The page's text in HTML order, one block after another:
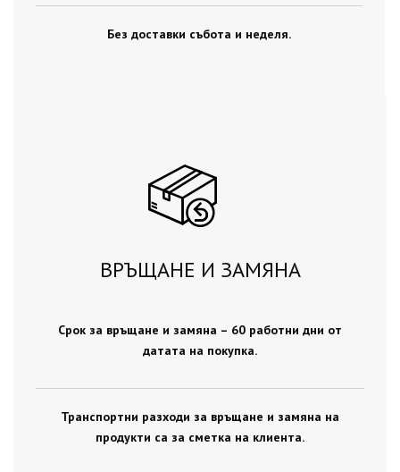
Без доставки събота и неделя.
ВРЪЩАНЕ И ЗАМЯНА
Срок за връщане и замяна – 60 работни дни от
датата на покупка.
Транспортни разходи за връщане и замяна на
продукти са за сметка на клиента.